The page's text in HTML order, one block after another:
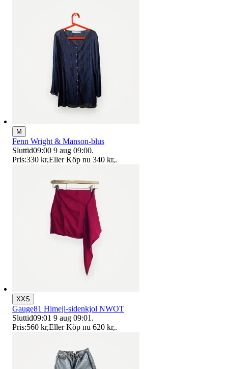
M
Fenn Wright & Manson-blus
Sluttid09:00 9 aug 09:00.
Pris:330 kr,Eller Köp nu 340 kr,.
XXS
Gauge81 Himeji-sidenkjol NWOT
Sluttid09:01 9 aug 09:01 .
Pris:560 kr,Eller Köp nu 620 kr,.